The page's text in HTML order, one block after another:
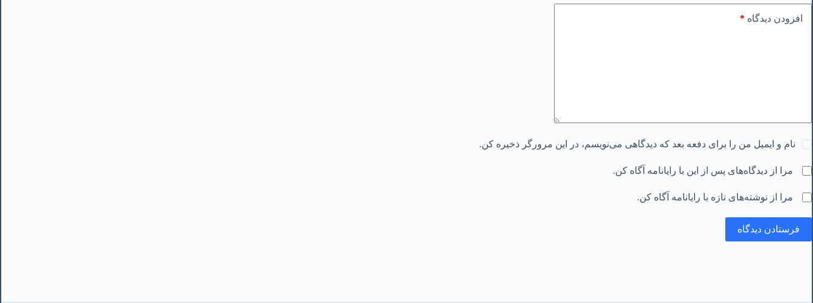
افزودن دیدگاه *
نام و ایمیل من را برای دفعه بعد که دیدگاهی می‌نویسم، در این مرورگر ذخیره کن.
مرا از دیدگاه‌های پس از این با رایانامه آگاه کن.
مرا از نوشته‌های تازه با رایانامه آگاه کن.
فرستادن دیدگاه